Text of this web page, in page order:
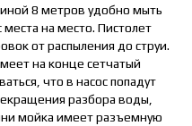
8 метров удобно мыть
на место. Пистолет
от распыления до струи.
на конце сетчатый
что в насос попадут
разбора воды,
мойка имеет разъемную